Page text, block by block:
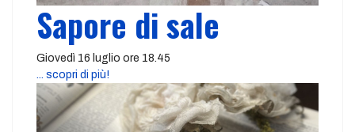
Sapore di sale
Giovedì 16 luglio ore 18.45
... scopri di più!